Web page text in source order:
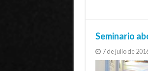
Seminario
7 de julio de